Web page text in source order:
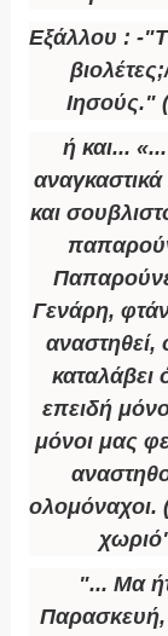
Εξάλλου : -
Ιησούς."
ή και...
και
Γενάρη,
αναστηθεί,
καταλάβει
επειδή
μόνοι μας
"... Μα
Παρασκευή,